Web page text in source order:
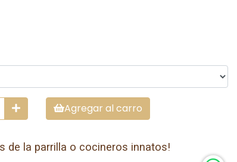
Agregar al carro
de la parrilla o cocineros innatos!